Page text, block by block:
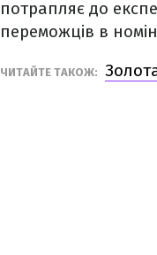
потрапляє до
переможців в
ЧИТАЙТЕ ТАКОЖ: